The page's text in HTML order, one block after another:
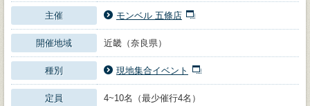
主催 モンベル 五條店
開催地域 近畿（奈良県）
種別 現地集合イベント
定員 4~10名（最少催行4名）